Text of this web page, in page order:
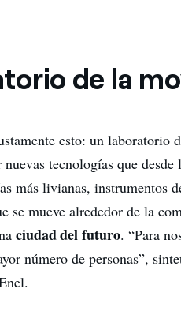
de la
esto: un laboratorio
nuevas tecnologías que
más livianas, instrumentos
se mueve alrededor de la
ciudad del futuro. “Para
número de personas”,